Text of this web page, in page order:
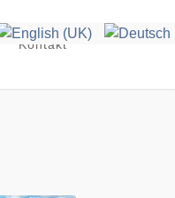
Kontakt